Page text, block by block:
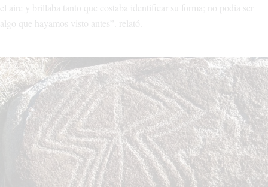
el aire y brillaba tanto que costaba identificar su forma; no podía ser
algo que hayamos visto antes”. relató.